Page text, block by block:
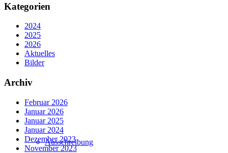
Ausschreibung
Kategorien
2024
2025
2026
Aktuelles
Bilder
Archiv
Februar 2026
Januar 2026
Januar 2025
Januar 2024
Dezember 2023
November 2023